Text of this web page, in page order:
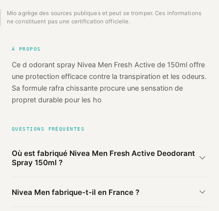
Mio agrège des sources publiques et peut se tromper. Ces informations
ne constituent pas une certification officielle.
À PROPOS
Ce d odorant spray Nivea Men Fresh Active de 150ml offre
une protection efficace contre la transpiration et les odeurs.
Sa formule rafra chissante procure une sensation de
propret durable pour les ho
QUESTIONS FRÉQUENTES
Où est fabriqué Nivea Men Fresh Active Deodorant
Spray 150ml ?
Men Fresh Active Deodorant Spray 150ml de Nivea Men
Nivea Men fabrique-t-il en France ?